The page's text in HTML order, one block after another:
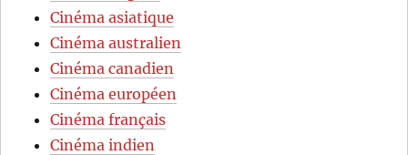
Cinéma asiatique
Cinéma australien
Cinéma canadien
Cinéma européen
Cinéma français
Cinéma indien